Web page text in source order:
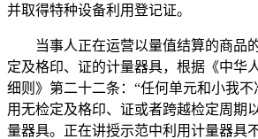
并取得特种设备利用登记证。
当事人正在运营以量值结算的商品
定及格印、证的计量器具，根据《中华
细则》第二十二条：“任何单元和小我不
用无检定及格印、证或者跨越检定周期
量器具。正在讲授示范中利用计量器具